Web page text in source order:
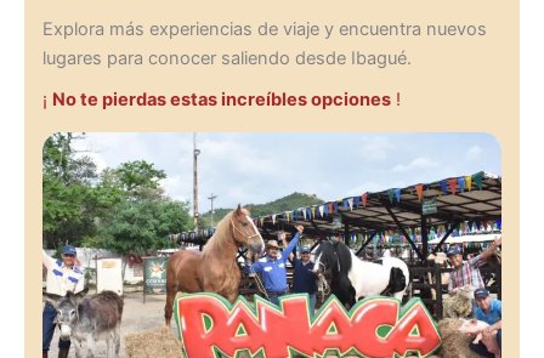
Explora más experiencias de viaje y encuentra nuevos
lugares para conocer saliendo desde Ibagué.
¡ No te pierdas estas increíbles opciones!